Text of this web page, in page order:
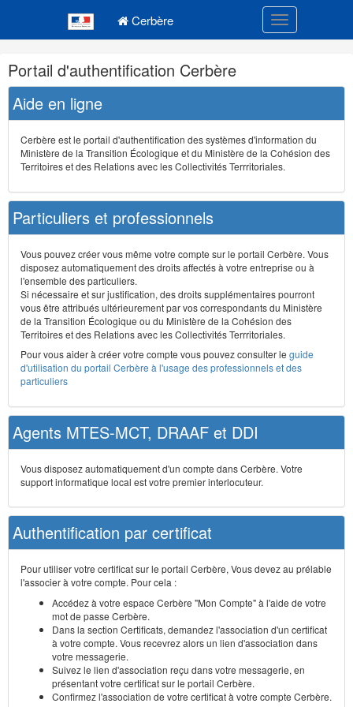
Cerbère Toggle
Navigation
et
outils
annexes
Portail d'authentification Cerbère
Aide en ligne
Cerbère est le portail d'authentification des systèmes d'information du
Ministère de la Transition Écologique et du Ministère de la Cohésion des
Territoires et des Relations avec les Collectivités Terrritoriales.
Particuliers et professionnels
Vous pouvez créer vous même votre compte sur le portail Cerbère. Vous
disposez automatiquement des droits affectés à votre entreprise ou à
l'ensemble des particuliers.
Si nécessaire et sur justification, des droits supplémentaires pourront
vous être attribués ultérieurement par vos correspondants du Ministère
de la Transition Écologique ou du Ministère de la Cohésion des
Territoires et des Relations avec les Collectivités Terrritoriales.
Pour vous aider à créer votre compte vous pouvez consulter le guide
d'utilisation du portail Cerbère à l'usage des professionnels et des
particuliers
Agents MTES-MCT, DRAAF et DDI
Vous disposez automatiquement d'un compte dans Cerbère. Votre
support informatique local est votre premier interlocuteur.
Authentification par certificat
Pour utiliser votre certificat sur le portail Cerbère, Vous devez au prélable
l'associer à votre compte. Pour cela :
Accédez à votre espace Cerbère "Mon Compte" à l'aide de votre
mot de passe Cerbère.
Dans la section Certificats, demandez l'association d'un certificat
à votre compte. Vous recevrez alors un lien d'association dans
votre messagerie.
Suivez le lien d'association reçu dans votre messagerie, en
présentant votre certificat sur le portail Cerbère.
Confirmez l'association de votre certificat à votre compte Cerbère.